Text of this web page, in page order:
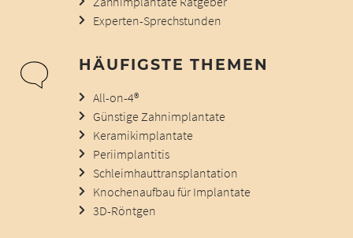
Experten-Sprechstunden
HÄUFIGSTE THEMEN
All-on-4®
Günstige Zahnimplantate
Keramikimplantate
Periimplantitis
Schleimhauttransplantation
Knochenaufbau für Implantate
3D-Röntgen